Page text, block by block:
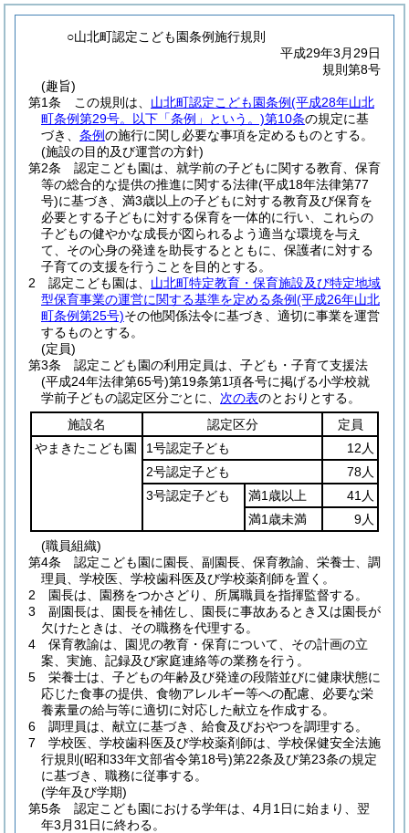
○山北町認定こども園条例施行規則
平成29年3月29日
規則第8号
(趣旨)
第1条
この規則は、 山北町認定こども園条例(平成28年山北
町条例第29号。以下「条例」という。)第10条の規定に基
づき、 条例の施行に関し必要な事項を定めるものとする。
(施設の目的及び運営の方針)
第2条
認定こども園は、就学前の子どもに関する教育、保育
等の総合的な提供の推進に関する法律(平成18年法律第77
号)に基づき、満3歳以上の子どもに対する教育及び保育を
必要とする子どもに対する保育を一体的に行い、これらの
子どもの健やかな成長が図られるよう適当な環境を与え
て、その心身の発達を助長するとともに、保護者に対する
子育ての支援を行うことを目的とする。
2
認定こども園は、 山北町特定教育・保育施設及び特定地域
型保育事業の運営に関する基準を定める条例(平成26年山北
町条例第25号)その他関係法令に基づき、適切に事業を運営
するものとする。
(定員)
第3条
認定こども園の利用定員は、子ども・子育て支援法
(平成24年法律第65号)第19条第1項各号に掲げる小学校就
学前子どもの認定区分ごとに、 次の表のとおりとする。
施設名
認定区分
定員
やまきたこども園
1号認定子ども
12人
2号認定子ども
78人
3号認定子ども
満1歳以上
41人
満1歳未満
9人
(職員組織)
第4条
認定こども園に園長、副園長、保育教諭、栄養士、調
理員、学校医、学校歯科医及び学校薬剤師を置く。
2
園長は、園務をつかさどり、所属職員を指揮監督する。
3
副園長は、園長を補佐し、園長に事故あるとき又は園長が
欠けたときは、その職務を代理する。
4
保育教諭は、園児の教育・保育について、その計画の立
案、実施、記録及び家庭連絡等の業務を行う。
5
栄養士は、子どもの年齢及び発達の段階並びに健康状態に
応じた食事の提供、食物アレルギー等への配慮、必要な栄
養素量の給与等に適切に対応した献立を作成する。
6
調理員は、献立に基づき、給食及びおやつを調理する。
7
学校医、学校歯科医及び学校薬剤師は、学校保健安全法施
行規則 (昭和33年文部省令第18号)第22条及び第23条の規定
に基づき、職務に従事する。
(学年及び学期)
第5条
認定こども園における学年は、4月1日に始まり、翌
年3月31日に終わる。